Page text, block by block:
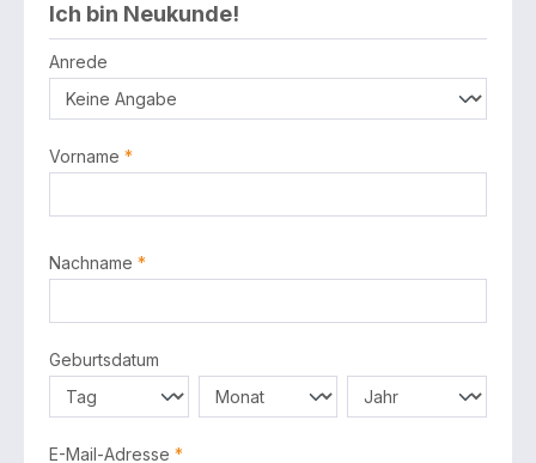
Ich bin Neukunde!
Persönliche Informationen
Anrede
Vorname *
Nachname *
Geburtsdatum
E-Mail-Adresse *